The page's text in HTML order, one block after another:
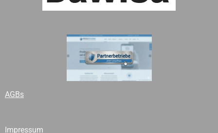
AGBs
Impressum